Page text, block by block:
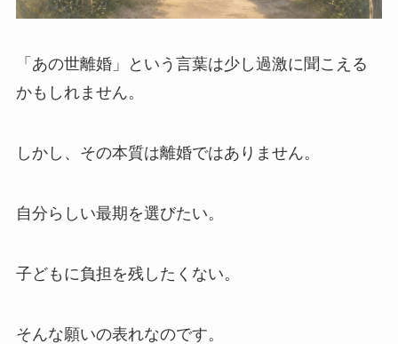
「あの世離婚」という言葉は少し過激に聞こえる
かもしれません。
しかし、その本質は離婚ではありません。
自分らしい最期を選びたい。
子どもに負担を残したくない。
そんな願いの表れなのです。